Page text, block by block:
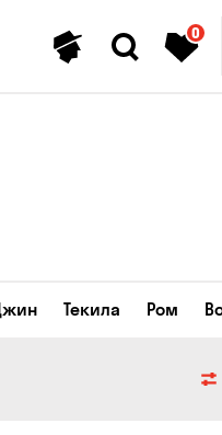
0
Текила Ром